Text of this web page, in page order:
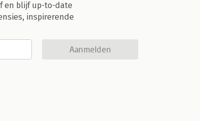
en blijf up-to-date
inspirerende
Aanmelden